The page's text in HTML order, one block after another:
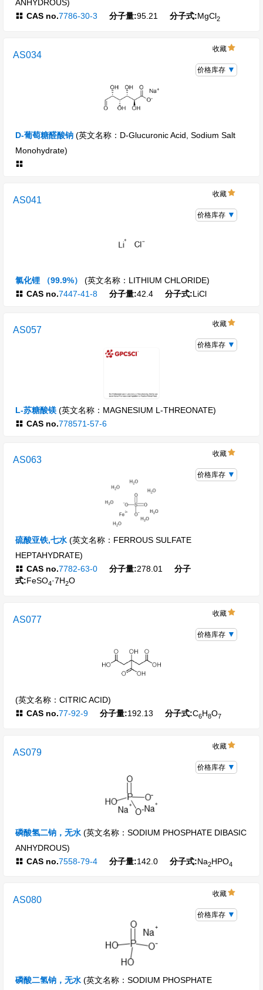
ANHYDROUS)
CAS no.7786-30-3 分子量:95.21 分子式:MgCl2
AS034
D-葡萄糖醛酸钠 (英文名称：D-Glucuronic Acid, Sodium Salt
Monohydrate)
收藏
价格库存
AS041
氯化锂 （99.9%）
(英文名称：LITHIUM CHLORIDE)
CAS no.7447-41-8 分子量:42.4 分子式:LiCl
收藏
价格库存
AS057
L-苏糖酸镁 (英文名称：MAGNESIUM L-THREONATE)
CAS no.778571-57-6
收藏
价格库存
AS063
硫酸亚铁,七水 (英文名称：FERROUS SULFATE
HEPTAHYDRATE)
CAS no.7782-63-0 分子量:278.01
分子
式:FeSO4·7H2O
收藏
价格库存
AS077
(英文名称：CITRIC ACID)
CAS no.77-92-9 分子量:192.13 分子式:C6H8O7
收藏
价格库存
AS079
磷酸氢二钠，无水 (英文名称：SODIUM PHOSPHATE DIBASIC
ANHYDROUS)
CAS no.7558-79-4 分子量:142.0 分子式:Na2HPO4
收藏
价格库存
AS080
磷酸二氢钠，无水 (英文名称：SODIUM PHOSPHATE
收藏
价格库存